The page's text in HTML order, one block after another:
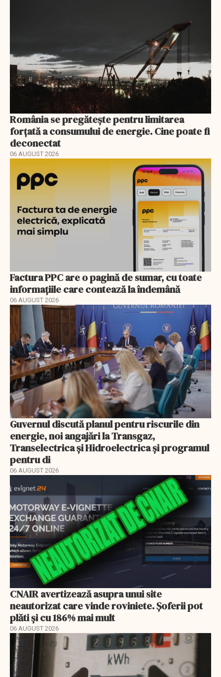
România se pregătește pentru limitarea
forțată a consumului de energie. Cine poate fi
deconectat
06 AUGUST 2026
Factura PPC are o pagină de sumar, cu toate
informațiile care contează la îndemână
06 AUGUST 2026
Guvernul discută planul pentru riscurile din
energie, noi angajări la Transgaz,
Transelectrica și Hidroelectrica și programul
pentru di
06 AUGUST 2026
CNAIR avertizează asupra unui site
neautorizat care vinde roviniete. Șoferii pot
plăti și cu 186% mai mult
06 AUGUST 2026